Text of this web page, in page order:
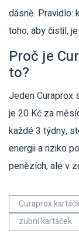
dásně. Pravidlo:
toho, aby čistil,
Proč je
to?
Jeden Curaprox
je 20 Kč za
každé 3 týdny,
energii a riziko
penězích, ale v
Curaprox
zubní kartáček